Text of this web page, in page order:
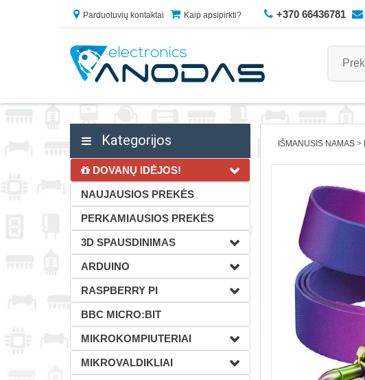
Parduotuvių kontaktai Kaip apsipirkti? +370 66436781
Kategorijos
DOVANŲ IDĖJOS!
NAUJAUSIOS PREKĖS
PERKAMIAUSIOS PREKĖS
3D SPAUSDINIMAS
ARDUINO
RASPBERRY PI
BBC MICRO:BIT
MIKROKOMPIUTERIAI
MIKROVALDIKLIAI
IŠMANUSIS NAMAS